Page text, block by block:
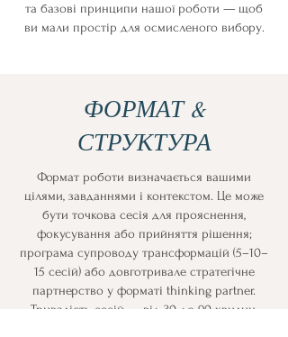
та базові принципи нашої роботи — щоб
ви мали простір для осмисленого вибору.
ФОРМАТ &
СТРУКТУРА
Формат роботи визначається вашими
цілями, завданнями і контекстом. Це може
бути точкова сесія для прояснення,
фокусування або прийняття рішення;
програма супроводу трансформацій (5–10–
15 сесій) або довготривале стратегічне
партнерство у форматі thinking partner.
Тривалість сесій — від 30 до 90 хвилин,